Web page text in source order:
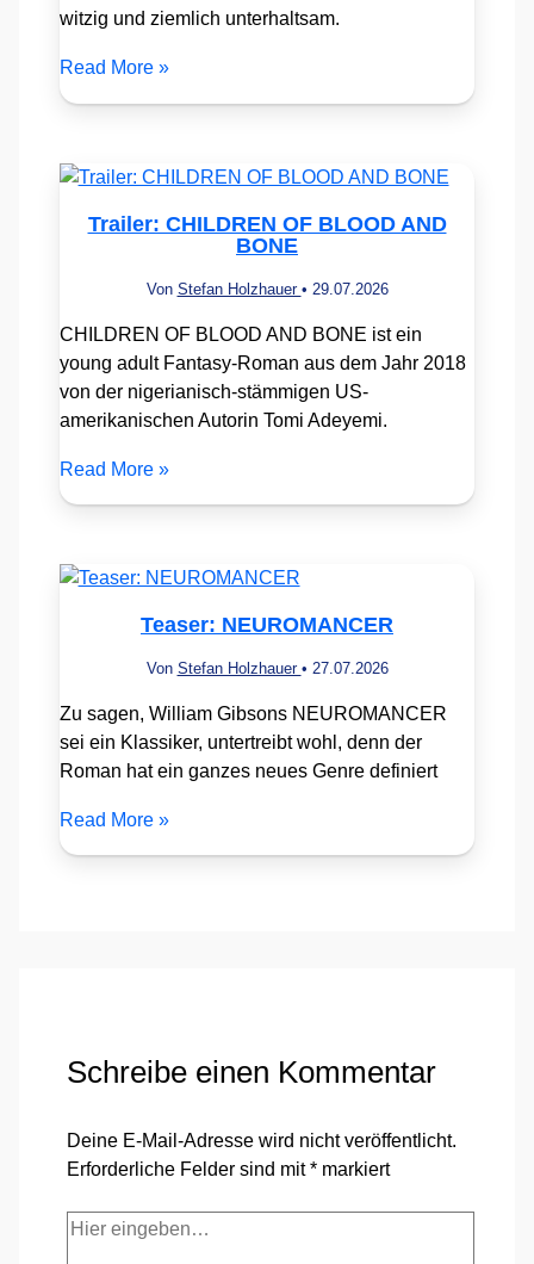
witzig und ziemlich unterhaltsam.
Read More »
Trailer: CHILDREN OF BLOOD AND
BONE
Von Stefan Holzhauer • 29.07.2026
CHILDREN OF BLOOD AND BONE ist ein
young adult Fantasy-Roman aus dem Jahr 2018
von der nigerianisch-stämmigen US-
amerikanischen Autorin Tomi Adeyemi.
Read More »
Teaser: NEUROMANCER
Von Stefan Holzhauer • 27.07.2026
Zu sagen, William Gibsons NEUROMANCER
sei ein Klassiker, untertreibt wohl, denn der
Roman hat ein ganzes neues Genre definiert
Read More »
Schreibe einen Kommentar
Deine E-Mail-Adresse wird nicht veröffentlicht.
Erforderliche Felder sind mit* markiert
Hier